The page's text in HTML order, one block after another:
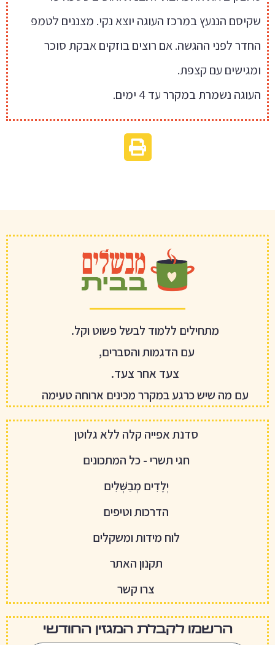
שקיסם הננעץ במרכז העוגה יוצא נקי. מצננים לטמפ
החדר לפני ההגשה. אם רוצים בוזקים אבקת סוכר
ומגישים עם קצפת.
העוגה נשמרת במקרר עד 4 ימים.
מתחילים ללמוד לבשל פשוט וקל.
עם הדגמות והסברים,
צעד אחר צעד.
עם מה שיש כרגע במקרר מכינים ארוחה טעימה
סדנת אפייה קלה ללא גלוטן
חגי תשרי - כל המתכונים
יְלָדִים מְבַשְּׁלִים
הדרכות וטיפים
לוח מידות ומשקלים
תקנון האתר
צרו קשר
הרשמו לקבלת המגזין החודשי